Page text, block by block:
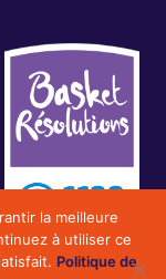
la meilleure
à utiliser ce
Politique de